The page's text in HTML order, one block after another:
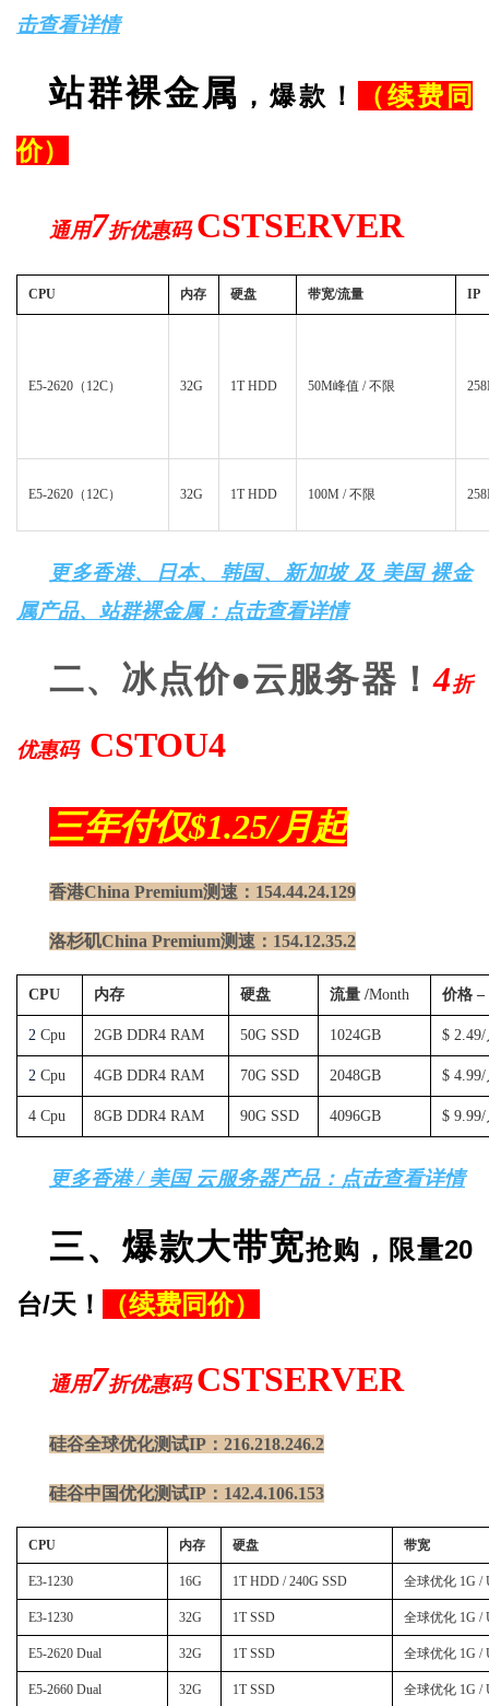
击查看详情
站群裸金属 ，爆款！
（续费同
价）
通用7折优惠码 CSTSERVER
CPU 内存 硬盘 带宽/流量 IP
E5-2620（12C） 32G 1T HDD 50M峰值 / 不限
E5-2620（12C） 32G 1T HDD 100M / 不限
更多香港、日本、韩国、新加坡 及 美国 裸金
属产品、站群裸金属：点击查看详情
二、 冰点价●云服务器！4折
优惠码 CSTOU4
三年付仅$1.25/月起
香港China Premium测速：154.44.24.129
洛杉矶China Premium测速：154.12.35.2
CPU 内存 硬盘 流量 /Month 价格 –
2 Cpu 2GB DDR4 RAM 50G SSD 1024GB $
2 Cpu 4GB DDR4 RAM 70G SSD 2048GB $
4 Cpu 8GB DDR4 RAM 90G SSD 4096GB $
更多香港 / 美国 云服务器产品：点击查看详情
三、爆款大带宽抢购，限量20
台/天！
（续费同价）
通用7折优惠码 CSTSERVER
硅谷全球优化测试IP：216.218.246.2
硅谷中国优化测试IP：142.4.106.153
CPU 内存 硬盘 带宽
E3-1230 16G 1T HDD / 240G SSD 全球优化 1G /
E3-1230 32G 1T SSD 全球优化 1G /
E5-2620 Dual 32G 1T SSD 全球优化 1G /
E5-2660 Dual 32G 1T SSD 全球优化 1G /